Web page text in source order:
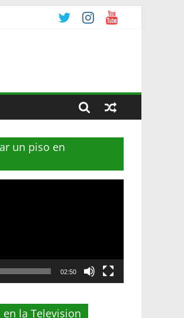
un piso en
02:50
en la Television